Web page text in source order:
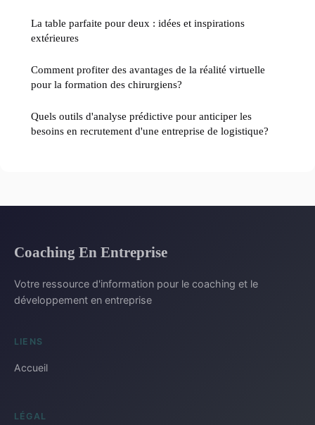
La table parfaite pour deux : idées et inspirations
extérieures
Comment profiter des avantages de la réalité virtuelle
pour la formation des chirurgiens?
Quels outils d'analyse prédictive pour anticiper les
besoins en recrutement d'une entreprise de logistique?
Coaching En Entreprise
Votre ressource d'information pour le coaching et le
développement en entreprise
LIENS
Accueil
LÉGAL